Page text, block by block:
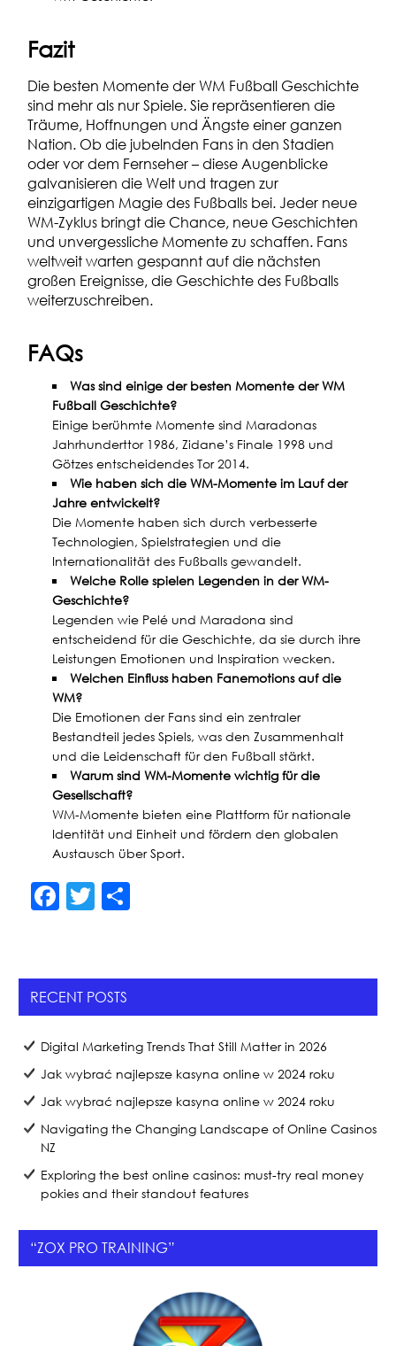
Fazit
Die besten Momente der WM Fußball Geschichte
sind mehr als nur Spiele. Sie repräsentieren die
Träume, Hoffnungen und Ängste einer ganzen
Nation. Ob die jubelnden Fans in den Stadien
oder vor dem Fernseher – diese Augenblicke
galvanisieren die Welt und tragen zur
einzigartigen Magie des Fußballs bei. Jeder neue
WM-Zyklus bringt die Chance, neue Geschichten
und unvergessliche Momente zu schaffen. Fans
weltweit warten gespannt auf die nächsten
großen Ereignisse, die Geschichte des Fußballs
weiterzuschreiben.
FAQs
Was sind einige der besten Momente der WM
Fußball Geschichte?
Einige berühmte Momente sind Maradonas
Jahrhunderttor 1986, Zidane’s Finale 1998 und
Götzes entscheidendes Tor 2014.
Wie haben sich die WM-Momente im Lauf der
Jahre entwickelt?
Die Momente haben sich durch verbesserte
Technologien, Spielstrategien und die
Internationalität des Fußballs gewandelt.
Welche Rolle spielen Legenden in der WM-
Geschichte?
Legenden wie Pelé und Maradona sind
entscheidend für die Geschichte, da sie durch ihre
Leistungen Emotionen und Inspiration wecken.
Welchen Einfluss haben Fanemotions auf die
WM?
Die Emotionen der Fans sind ein zentraler
Bestandteil jedes Spiels, was den Zusammenhalt
und die Leidenschaft für den Fußball stärkt.
Warum sind WM-Momente wichtig für die
Gesellschaft?
WM-Momente bieten eine Plattform für nationale
Identität und Einheit und fördern den globalen
Austausch über Sport.
F
e
b
o
o
k
T
er e
RECENT POSTS
Digital Marketing Trends That Still Matter in 2026
Jak wybrać najlepsze kasyna online w 2024 roku
Jak wybrać najlepsze kasyna online w 2024 roku
Navigating the Changing Landscape of Online Casinos
NZ
Exploring the best online casinos: must-try real money
pokies and their standout features
“ZOX PRO TRAINING”